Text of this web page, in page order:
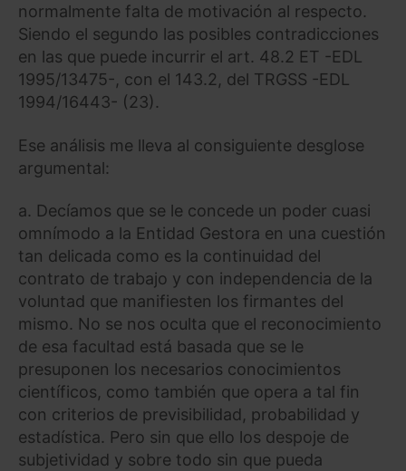
normalmente falta de motivación al respecto.
Siendo el segundo las posibles contradicciones
en las que puede incurrir el art. 48.2 ET -EDL
1995/13475-, con el 143.2, del TRGSS -EDL
1994/16443- (23).
Ese análisis me lleva al consiguiente desglose
argumental:
a. Decíamos que se le concede un poder cuasi
omnímodo a la Entidad Gestora en una cuestión
tan delicada como es la continuidad del
contrato de trabajo y con independencia de la
voluntad que manifiesten los firmantes del
mismo. No se nos oculta que el reconocimiento
de esa facultad está basada que se le
presuponen los necesarios conocimientos
científicos, como también que opera a tal fin
con criterios de previsibilidad, probabilidad y
estadística. Pero sin que ello los despoje de
subjetividad y sobre todo sin que pueda